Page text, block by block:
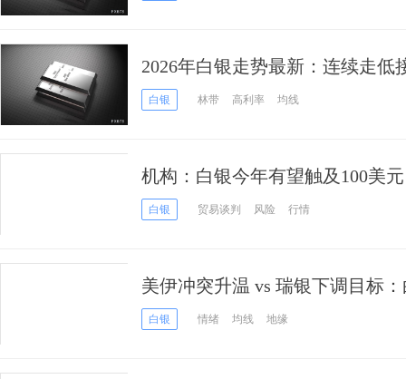
2026年白银走势最新：连续走低
向下破位
白银 林带 高利率 均线
机构：白银今年有望触及100美
白银 贸易谈判 风险 行情
美伊冲突升温 vs 瑞银下调目标
白银 情绪 均线 地缘